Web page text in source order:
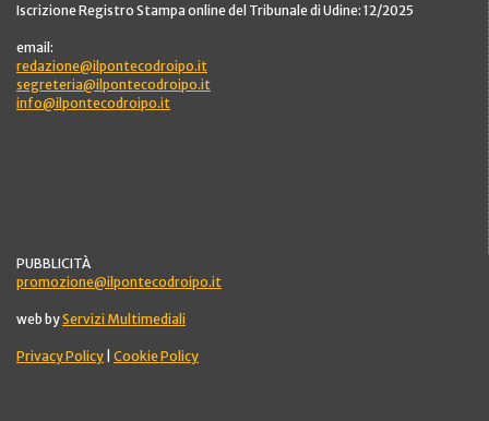
Iscrizione Registro Stampa online del Tribunale di Udine: 12/2025
email:
redazione@ilpontecodroipo.it
segreteria@ilpontecodroipo.it
info@ilpontecodroipo.it
PUBBLICITÀ
promozione@ilpontecodroipo.it
web byServizi Multimediali
Privacy Policy Cookie Policy